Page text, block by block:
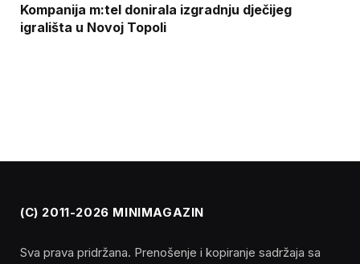
Kompanija m:tel donirala izgradnju dječijeg
igrališta u Novoj Topoli
(C) 2011-2026 MINIMAGAZIN
Sva prava pridržana. Prenošenje i kopiranje sadržaja sa